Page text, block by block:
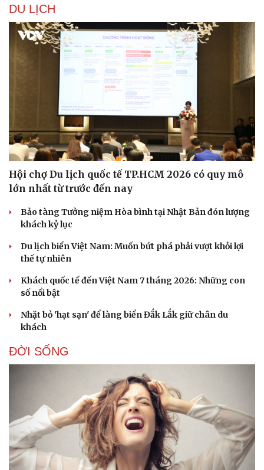
Du lịch
Tư vấn
Podcast
Câu chuyện thời sự
Đọc truyện đêm khuya
Kể chuyện cho bé
Hạt giống tâm hồn
DU LỊCH
Hội chợ Du lịch quốc tế TP.HCM 2026 có quy mô
lớn nhất từ trước đến nay
Bảo tàng Tưởng niệm Hòa bình tại Nhật Bản đón lượng
khách kỷ lục
Du lịch biển Việt Nam: Muốn bứt phá phải vượt khỏi lợi
thế tự nhiên
Khách quốc tế đến Việt Nam 7 tháng 2026: Những con
số nổi bật
Nhặt bỏ 'hạt sạn' để làng biển Đắk Lắk giữ chân du
khách
ĐỜI SỐNG